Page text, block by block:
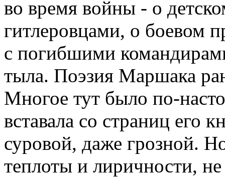
во время войны - о
гитлеровцами, о боевом
с погибшими
тыла. Поэзия Маршака
Многое тут было по-
вставала со страниц его
суровой, даже грозной.
теплоты и лиричности,